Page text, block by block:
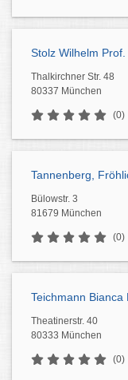
Stolz Wilhelm Prof.
Thalkirchner Str. 48
80337 München
(0)
Tannenberg,
Bülowstr. 3
81679 München
(0)
Teichmann Bianca
Theatinerstr. 40
80333 München
(0)